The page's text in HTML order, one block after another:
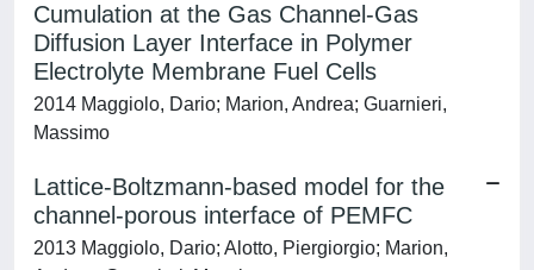
Cumulation at the Gas Channel-Gas
Diffusion Layer Interface in Polymer
Electrolyte Membrane Fuel Cells
2014 Maggiolo, Dario; Marion, Andrea; Guarnieri,
Massimo
Lattice-Boltzmann-based model for the
channel-porous interface of PEMFC
2013 Maggiolo, Dario; Alotto, Piergiorgio; Marion,